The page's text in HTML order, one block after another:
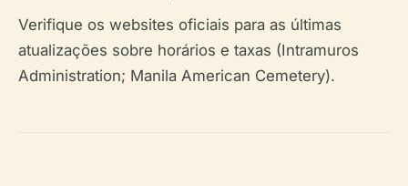
Verifique os websites oficiais para as últimas
atualizações sobre horários e taxas (Intramuros
Administration; Manila American Cemetery).